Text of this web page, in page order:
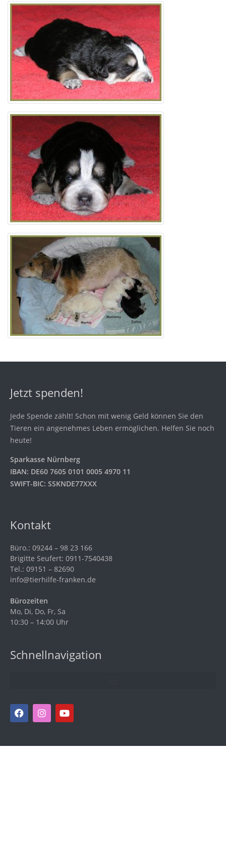
Jetzt spenden!
Jede Spende zählt! Schon mit wenig Geld können Sie den
Tieren ein angenehmes Leben ermöglichen. Helfen Sie noch
heute!
Sparkasse Nürnberg
IBAN: DE60 7605 0101 0005 4970 11
SWIFT-BIC: SSKNDE77XXX
Kontakt
Büro.: 09244 – 98 23 166
Brigitte Seufert: 0911-7540438
Tel.: 09151 – 82690
info@tierhilfe-franken.de
Bürozeiten
Mo, Di, Do, Fr, Sa
10:30 – 14:00 Uhr
Schnellnavigation